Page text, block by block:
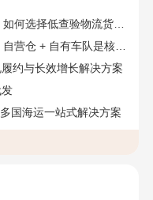
选择低查验物流货代？
+ 自有车队是核心硬指标
约与长效增长解决方案
国海运一站式解决方案